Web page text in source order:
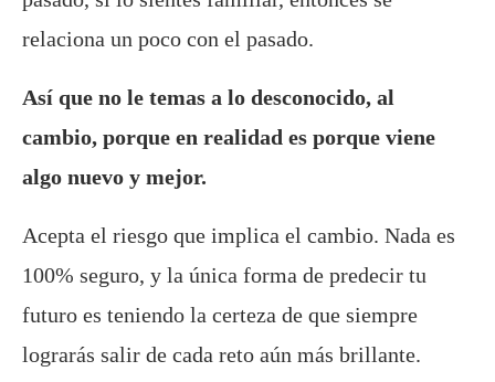
relaciona un poco con el pasado.
Así que no le temas a lo desconocido, al
cambio, porque en realidad es porque viene
algo nuevo y mejor.
Acepta el riesgo que implica el cambio. Nada es
100% seguro, y la única forma de predecir tu
futuro es teniendo la certeza de que siempre
lograrás salir de cada reto aún más brillante.